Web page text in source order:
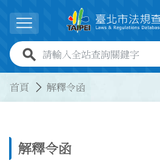
展開選單
全站查詢關鍵字欄位
首頁 解釋令函
解釋令函